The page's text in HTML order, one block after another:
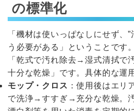
の標準化
「機材は使いっぱなしにせず、
う必要がある」ということです
「乾式で汚れ除去→湿式清拭で
十分な乾燥」です。具体的な運
モップ・クロス ：使用後はエリ
で洗浄→すすぎ→充分な乾燥。